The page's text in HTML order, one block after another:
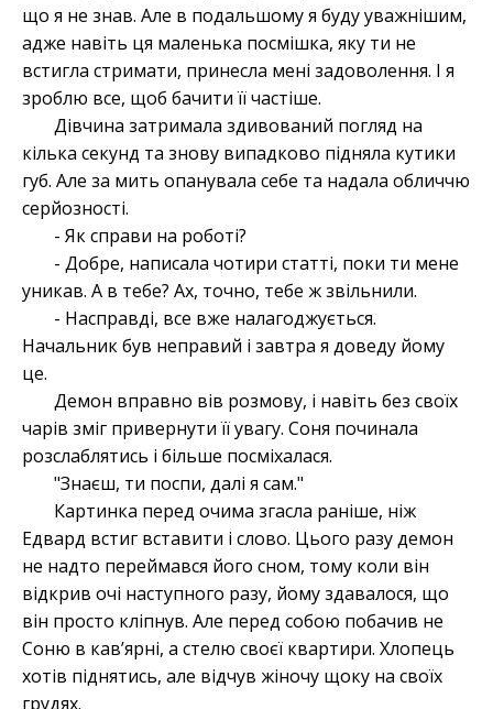
що я не знав. Але в подальшому я буду уважнішим,
адже навіть ця маленька посмішка, яку ти не
встигла стримати, принесла мені задоволення. І я
зроблю все, щоб бачити її частіше.
Дівчина затримала здивований погляд на
кілька секунд та знову випадково підняла кутики
губ. Але за мить опанувала себе та надала обличчю
серйозності.
- Як справи на роботі?
- Добре, написала чотири статті, поки ти мене
уникав. А в тебе? Ах, точно, тебе ж звільнили.
- Насправді, все вже налагоджується.
Начальник був неправий і завтра я доведу йому
це.
Демон вправно вів розмову, і навіть без своїх
чарів зміг привернути її увагу. Соня починала
розслаблятись і більше посміхалася.
"Знаєш, ти поспи, далі я сам."
Картинка перед очима згасла раніше, ніж
Едвард встиг вставити і слово. Цього разу демон
не надто переймався його сном, тому коли він
відкрив очі наступного разу, йому здавалося, що
він просто кліпнув. Але перед собою побачив не
Соню в кавʼярні, а стелю своєї квартири. Хлопець
хотів піднятись, але відчув жіночу щоку на своїх
грудях.